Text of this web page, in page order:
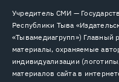
Учредитель СМИ —
Республики Тыва
«Тывамедиагрупп») Главный
материалы, охраняемые
индивидуализации
материалов сайта в